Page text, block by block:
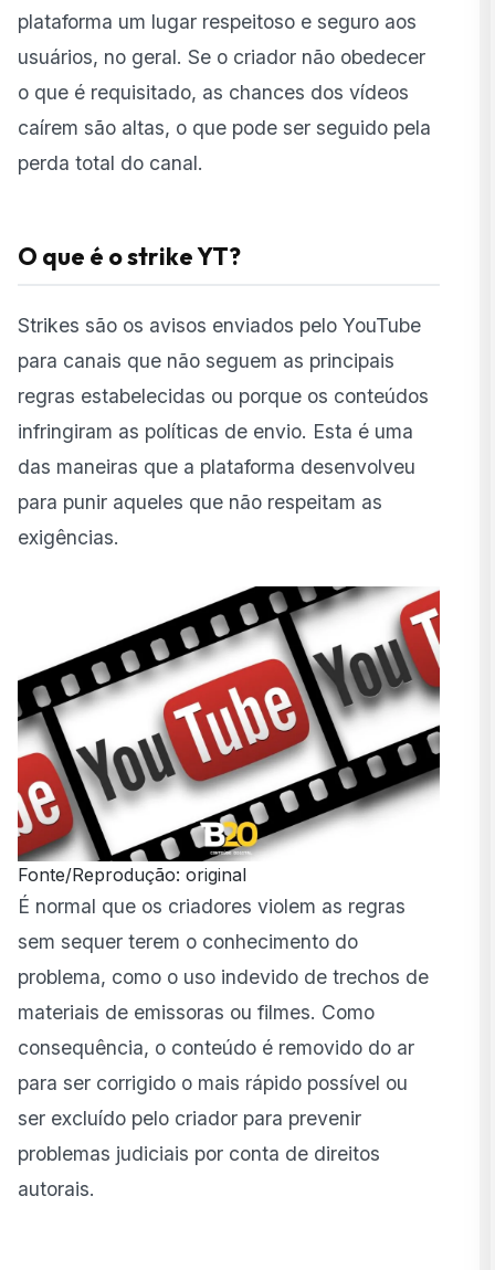
plataforma um lugar respeitoso e seguro aos
usuários, no geral. Se o criador não obedecer
o que é requisitado, as chances dos vídeos
caírem são altas, o que pode ser seguido pela
perda total do canal.
O que é o strike YT?
Strikes são os avisos enviados pelo YouTube
para canais que não seguem as principais
regras estabelecidas ou porque os conteúdos
infringiram as políticas de envio. Esta é uma
das maneiras que a plataforma desenvolveu
para punir aqueles que não respeitam as
exigências.
Fonte/Reprodução: original
É normal que os criadores violem as regras
sem sequer terem o conhecimento do
problema, como o uso indevido de trechos de
materiais de emissoras ou filmes. Como
consequência, o conteúdo é removido do ar
para ser corrigido o mais rápido possível ou
ser excluído pelo criador para prevenir
problemas judiciais por conta de direitos
autorais.